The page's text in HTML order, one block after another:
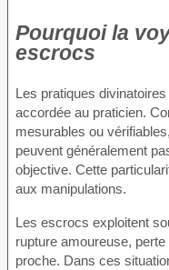
Pourquoi la
escrocs
Les pratiques
accordée au praticien.
mesurables ou
peuvent généralement
objective. Cette
aux manipulations.
Les escrocs exploitent
rupture amoureuse, perte
proche. Dans ces